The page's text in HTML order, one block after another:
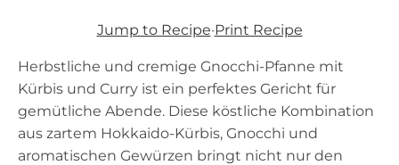
Jump to Recipe·Print Recipe
Herbstliche und cremige Gnocchi-Pfanne mit
Kürbis und Curry ist ein perfektes Gericht für
gemütliche Abende. Diese köstliche Kombination
aus zartem Hokkaido-Kürbis, Gnocchi und
aromatischen Gewürzen bringt nicht nur den